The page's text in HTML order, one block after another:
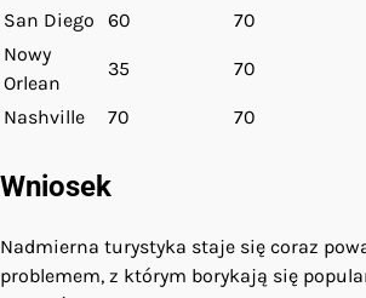
San Diego
60 70
Nowy
Orlean
35 70
Nashville 70 70
Wniosek
Nadmierna turystyka staje się coraz
problemem, z którym borykają się